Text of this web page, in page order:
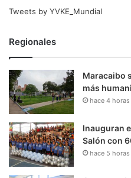
Tweets by YVKE_Mundial
Regionales
Maracaibo
más
hace 4 horas
Inauguran
Salón con
hace 5 horas